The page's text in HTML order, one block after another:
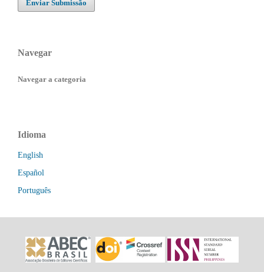
Enviar Submissão
Navegar
Navegar a categoria
Idioma
English
Español
Português